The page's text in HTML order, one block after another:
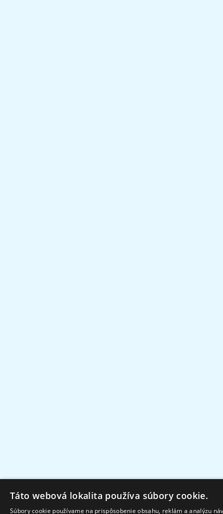
Táto webová lokalita používa súbory cookie.
Súbory cookie používame na prispôsobenie obsahu, reklám a analýzu